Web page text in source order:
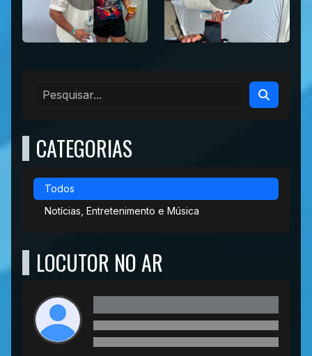
CATEGORIAS
Todos
Notícias, Entretenimento e Música
LOCUTOR NO AR